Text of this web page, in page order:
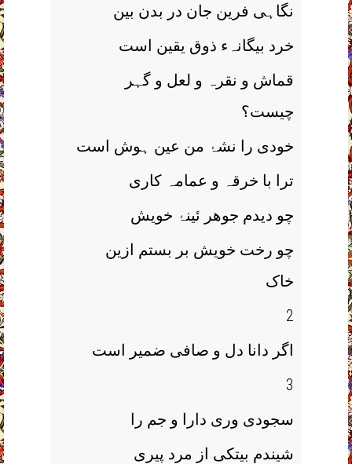
نگاہی فرین جان در بدن بین
خرد بیگانہء ذوق یقین است
قماش و نقرہ و لعل و گہر
چیست؟
خودی را نشۂ من عین ہوش است
ترا با خرقہ و عمامہ کاری
چو دیدم جوھر ئینۂ خویش
چو رخت خویش بر بستم ازین
خاک
2
اگر دانا دل و صافی ضمیر است
3
سجودی وری دارا و جم را
شیندم بیتکی از مرد پیری